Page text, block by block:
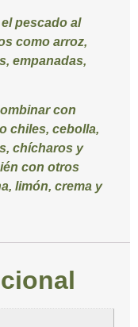
pescado al
como arroz,
empanadas,
con
chiles, cebolla,
chícharos y
con otros
limón, crema y